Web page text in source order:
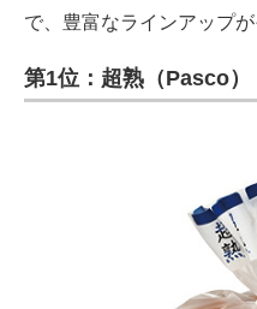
で、豊富なラインアップが
第1位：超熟（Pasco）